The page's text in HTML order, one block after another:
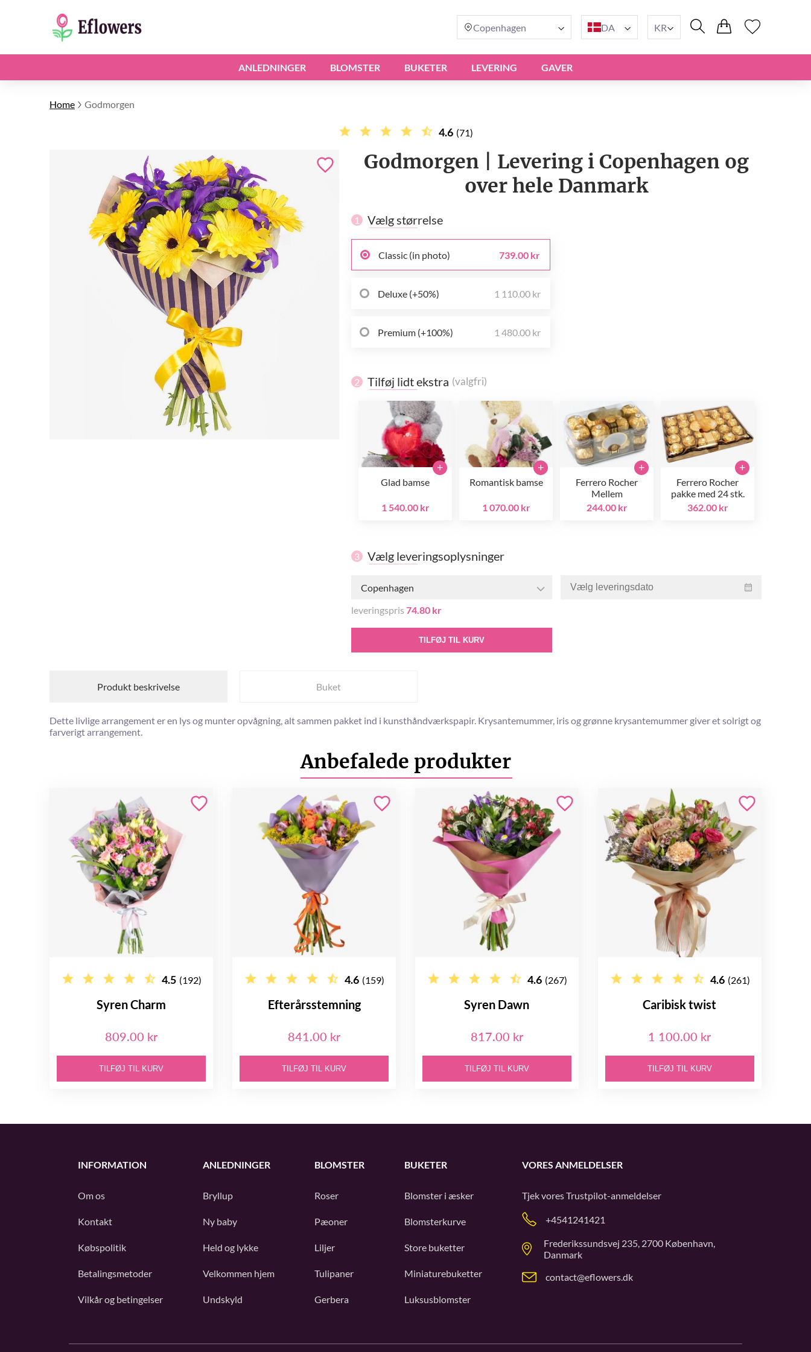
Copenhagen DA KR
ANLEDNINGER BLOMSTER BUKETER LEVERING GAVER
Home Godmorgen
4.6 (71)
Godmorgen | Levering i Copenhagen og
over hele Danmark
1 Vælg størrelse
Classic (in photo) 739.00 kr
Deluxe (+50%) 1 110.00 kr
Premium (+100%) 1 480.00 kr
2 Tilføj lidt ekstra (valgfri)
Glad bamse
1 540.00 kr
+
Romantisk bamse
1 070.00 kr
+
Ferrero Rocher
Mellem
244.00 kr
+
Ferrero Rocher
pakke med 24 stk.
362.00 kr
+
3 Vælg leveringsoplysninger
Copenhagen
leveringspris74.80 kr
TILFØJ TIL KURV
Produkt beskrivelse Buket
Dette livlige arrangement er en lys og munter opvågning, alt sammen pakket ind i kunsthåndværkspapir. Krysantemummer, iris og grønne krysantemummer giver et solrigt og
farverigt arrangement.
Anbefalede produkter
4.5 (192)
Syren Charm
809.00 kr
TILFØJ TIL KURV
4.6 (159)
Efterårsstemning
841.00 kr
TILFØJ TIL KURV
4.6 (267)
Syren Dawn
817.00 kr
TILFØJ TIL KURV
4.6 (261)
Caribisk twist
1 100.00 kr
TILFØJ TIL KURV
INFORMATION
Om os
Kontakt
Købspolitik
Betalingsmetoder
Vilkår og betingelser
ANLEDNINGER
Bryllup
Ny baby
Held og lykke
Velkommen hjem
Undskyld
BLOMSTER
Roser
Pæoner
Liljer
Tulipaner
Gerbera
BUKETER
Blomster i æsker
Blomsterkurve
Store buketter
Miniaturebuketter
Luksusblomster
VORES ANMELDELSER
Tjek voresTrustpilot-anmeldelser
+4541241421
Frederikssundsvej 235, 2700 København,
Danmark
contact@eflowers.dk